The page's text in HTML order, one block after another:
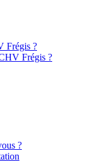
Frégis ?
Frégis ?
?